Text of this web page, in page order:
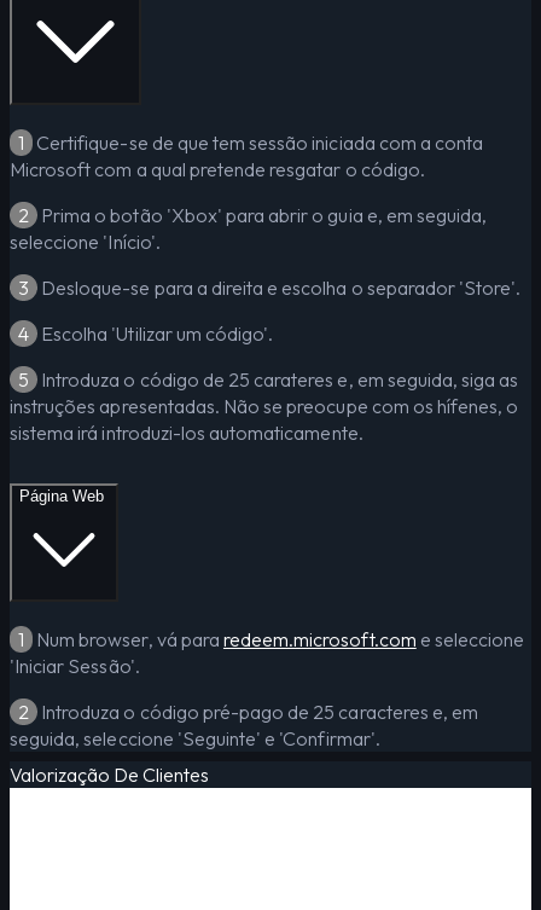
1 Certifique-se de que tem sessão iniciada com a conta
Microsoft com a qual pretende resgatar o código.
2 Prima o botão 'Xbox' para abrir o guia e, em seguida,
seleccione 'Início'.
3 Desloque-se para a direita e escolha o separador 'Store'.
4 Escolha 'Utilizar um código'.
5 Introduza o código de 25 carateres e, em seguida, siga as
instruções apresentadas. Não se preocupe com os hífenes, o
sistema irá introduzi-los automaticamente.
Página Web
1 Num browser, vá para redeem.microsoft.com e seleccione
'Iniciar Sessão'.
2 Introduza o código pré-pago de 25 caracteres e, em
seguida, seleccione 'Seguinte' e 'Confirmar'.
Valorização De Clientes